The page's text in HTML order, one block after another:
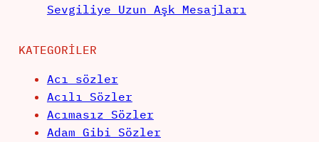
Sevgiliye Uzun Aşk Mesajları
KATEGORILER
Acı sözler
Acılı Sözler
Acımasız Sözler
Adam Gibi Sözler